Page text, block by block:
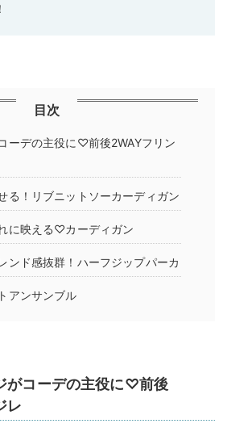
目次
ーデの主役に♡前後2WAYフリン
る！リブニットソーカーディガン
に映える♡カーディガン
ンド感抜群！ハーフジップパーカ
アンサンブル
がコーデの主役に♡前後
レ